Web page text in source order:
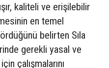
kaliteli ve erişilebilir
en temel
belirten Sıla
gerekli yasal ve
çalışmalarını